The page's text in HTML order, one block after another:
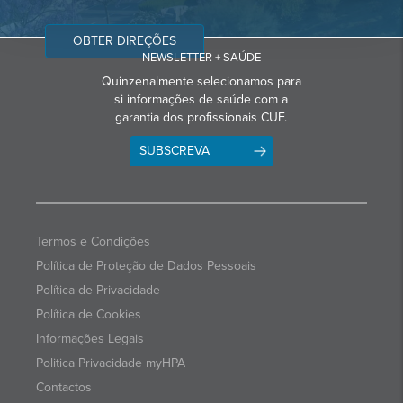
OBTER DIREÇÕES
NEWSLETTER + SAÚDE
Quinzenalmente selecionamos para
si informações de saúde com a
garantia dos profissionais CUF.
SUBSCREVA
Termos e Condições
Política de Proteção de Dados Pessoais
Política de Privacidade
Política de Cookies
Informações Legais
Politica Privacidade myHPA
Contactos